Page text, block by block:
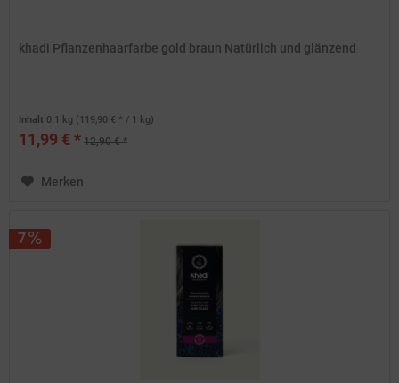
khadi Pflanzenhaarfarbe gold braun Natürlich und glänzend
Inhalt 0.1 kg (119,90 € * / 1 kg)
11,99 € * 12,90 € *
Merken
7